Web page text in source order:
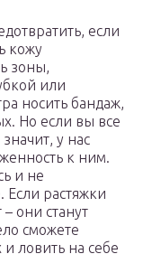
если
кожу
зоны,
или
носить бандаж,
Но если вы все
у нас
к ним.
и не
Если растяжки
они станут
сможете
ловить на себе